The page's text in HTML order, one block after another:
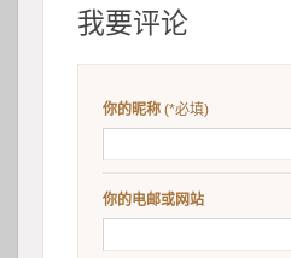
我要评论
你的昵称 (*必填)
你的电邮或网站